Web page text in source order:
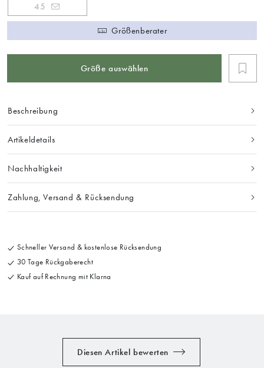
45
Größenberater
Größe auswählen
Beschreibung
Artikeldetails
Nachhaltigkeit
Zahlung, Versand & Rücksendung
Schneller Versand & kostenlose Rücksendung
30 Tage Rückgaberecht
Kauf auf Rechnung mit Klarna
Diesen Artikel bewerten